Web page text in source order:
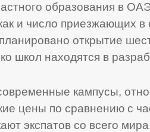
образования в
и число приезжающих в
открытие
школ находятся в
кампусы,
цены по сравнению с
экспатов со всего